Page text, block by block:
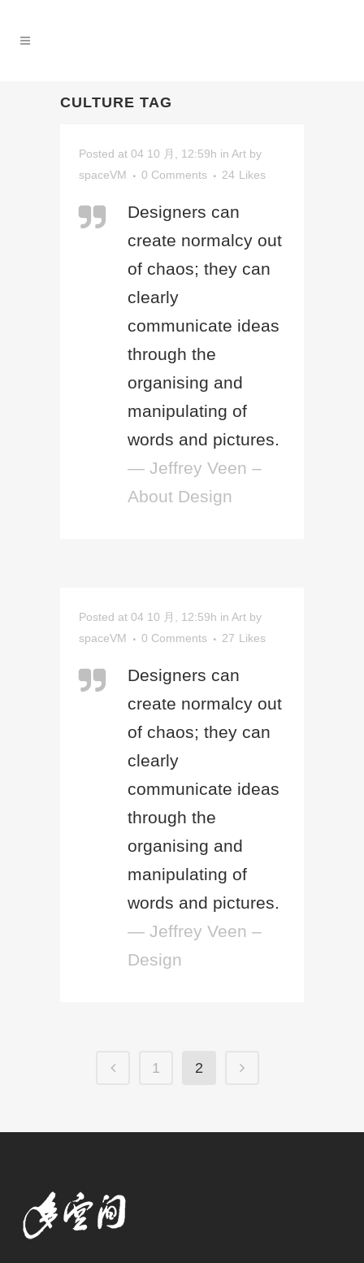
CULTURE TAG
Posted at 04 10 月, 12:59h in Art by
spaceVM
0 Comments 24 Likes
Designers can
create normalcy out
of chaos; they can
clearly
communicate ideas
through the
organising and
manipulating of
words and pictures.
— Jeffrey Veen –
About Design
Posted at 04 10 月, 12:59h in Art by
spaceVM
0 Comments 27 Likes
Designers can
create normalcy out
of chaos; they can
clearly
communicate ideas
through the
organising and
manipulating of
words and pictures.
— Jeffrey Veen –
Design
1 2